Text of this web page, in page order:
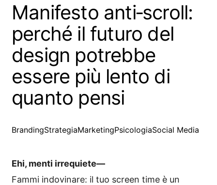
Manifesto anti‑scroll:
perché il futuro del
design potrebbe
essere più lento di
quanto pensi
BrandingStrategiaMarketingPsicologiaSocial Media
Ehi, menti irrequiete—
Fammi indovinare: il tuo screen time è un